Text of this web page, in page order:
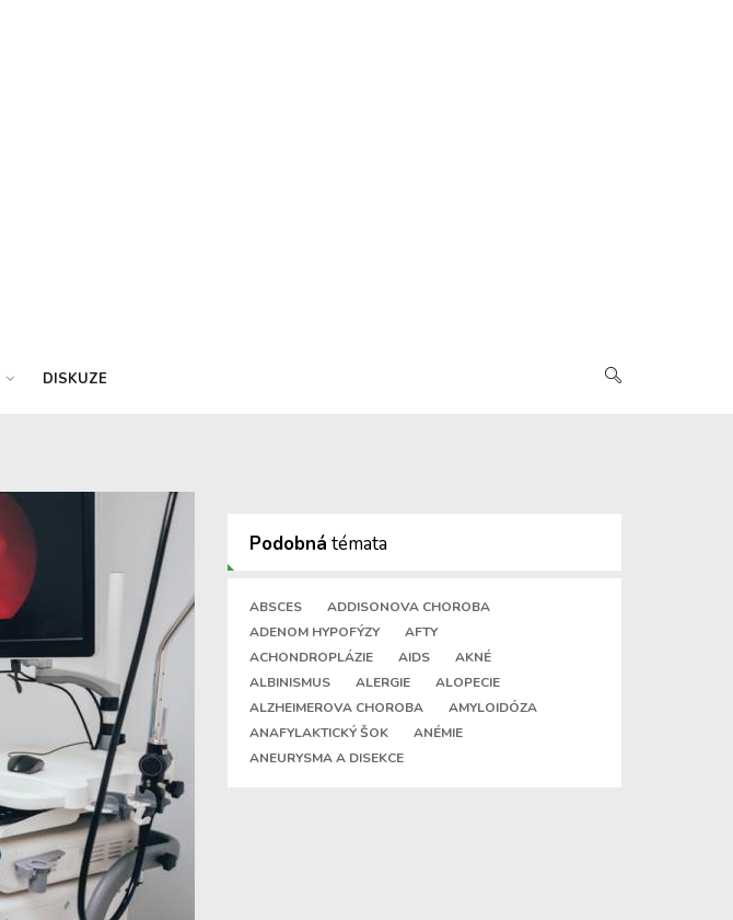
DISKUZE
Podobná témata
ABSCES
ADDISONOVA CHOROBA
ADENOM HYPOFÝZY
AFTY
ACHONDROPLÁZIE
AIDS
AKNÉ
ALBINISMUS
ALERGIE
ALOPECIE
ALZHEIMEROVA CHOROBA
AMYLOIDÓZA
ANAFYLAKTICKÝ ŠOK
ANÉMIE
ANEURYSMA A DISEKCE